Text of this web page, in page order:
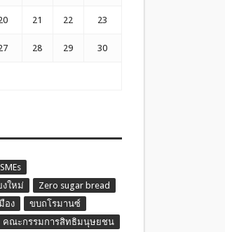
21 22 23
28 29 30
SMEs
งใหม่
Zero sugar bread
อง
ขบถโรมานซ์
คณะกรรมการสิทธิมนุษยชน